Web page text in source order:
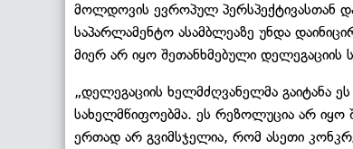
მოლდოვის ევროპულ პერსპექტივასთან
საპარლამენტო ასამბლეაზე უნდა
მიერ არ იყო შეთანხმებული დელეგაციის
„დელეგაციის ხელმძღვანელმა გაიტანა
სახელმწიფოებმა. ეს რეზოლუცია არ იყო
ერთად არ გვიმსჯელია, რომ ასეთი